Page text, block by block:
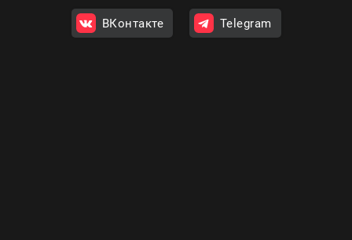
ВКонтакте Telegram